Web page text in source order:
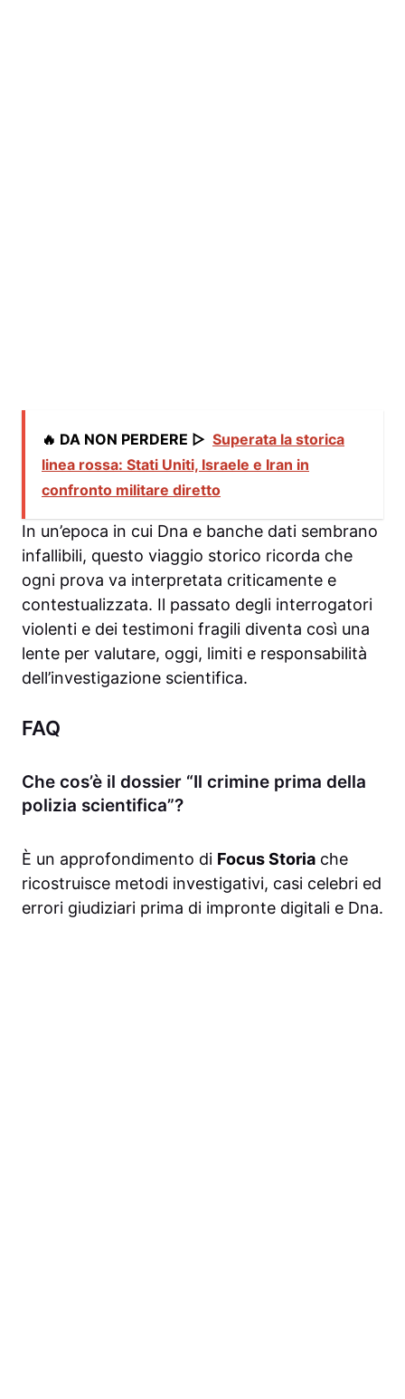
🔥 DA NON PERDERE ▷ Superata la storica
linea rossa: Stati Uniti, Israele e Iran in
confronto militare diretto
In un’epoca in cui Dna e banche dati sembrano
infallibili, questo viaggio storico ricorda che
ogni prova va interpretata criticamente e
contestualizzata. Il passato degli interrogatori
violenti e dei testimoni fragili diventa così una
lente per valutare, oggi, limiti e responsabilità
dell’investigazione scientifica.
FAQ
Che cos’è il dossier “Il crimine prima della
polizia scientifica”?
È un approfondimento di Focus Storia che
ricostruisce metodi investigativi, casi celebri ed
errori giudiziari prima di impronte digitali e Dna.